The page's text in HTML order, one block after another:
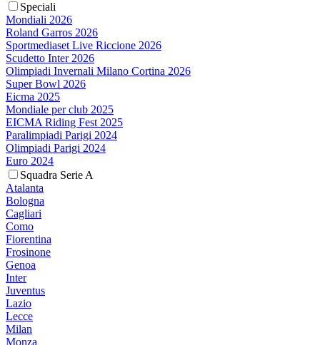
Speciali
Mondiali 2026
Roland Garros 2026
Sportmediaset Live Riccione 2026
Scudetto Inter 2026
Olimpiadi Invernali Milano Cortina 2026
Super Bowl 2026
Eicma 2025
Mondiale per club 2025
EICMA Riding Fest 2025
Paralimpiadi Parigi 2024
Olimpiadi Parigi 2024
Euro 2024
Squadra Serie A
Atalanta
Bologna
Cagliari
Como
Fiorentina
Frosinone
Genoa
Inter
Juventus
Lazio
Lecce
Milan
Monza